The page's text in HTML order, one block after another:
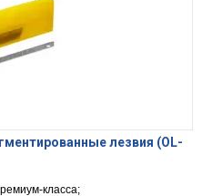
лезвия (OL-
класса;